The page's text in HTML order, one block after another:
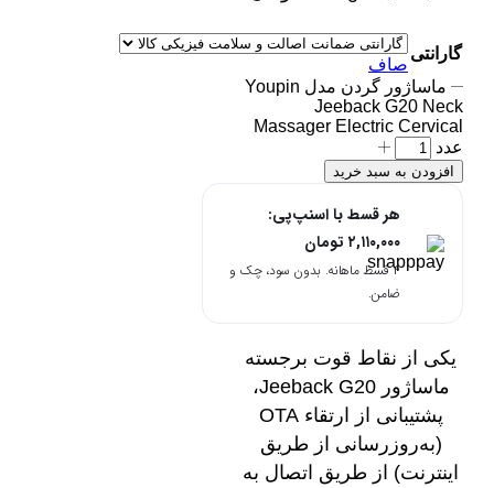
گارانتی
صاف
ماساژور گردن مدل Youpin
Jeeback G20 Neck
Massager Electric Cervical
عدد
افزودن به سبد خرید
هر قسط با اسنپ‌پی:
۲,۱۱۰,۰۰۰ تومان
۴ قسط ماهانه. بدون سود، چک و
ضامن.
یکی از نقاط قوت برجسته
ماساژور Jeeback G20،
پشتیبانی از ارتقاء OTA
(به‌روزرسانی از طریق
اینترنت) از طریق اتصال به